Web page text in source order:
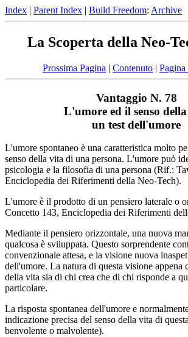
Index | Parent Index | Build Freedom: Archive
La Scoperta della Neo-
Prossima Pagina | Contenuto | Pagina
Vantaggio N. 78
L'umore ed il senso
un test dell'umore
L'umore spontaneo è una caratteristica molto
senso della vita di una persona. L'umore può
psicologia e la filosofia di una persona (Rif.:
Enciclopedia dei Riferimenti della Neo-Tech).
L'umore è il prodotto di un pensiero laterale o
Concetto 143, Enciclopedia dei Riferimenti
Mediante il pensiero orizzontale, una nuova
qualcosa è sviluppata. Questo sorprendente
convenzionale attesa, e la visione nuova
dell'umore. La natura di questa visione appena
della vita sia di chi crea che di chi risponde a
particolare.
La risposta spontanea dell'umore e
indicazione precisa del senso della vita di
benvolente o malvolente).